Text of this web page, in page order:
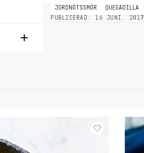
JORDNÖTSSMÖR QUESADILLA
PUBLICERAD: 16 JUNI, 2017